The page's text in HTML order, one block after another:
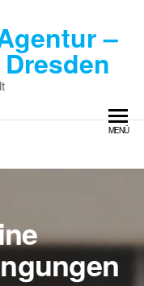
–
MENÜ